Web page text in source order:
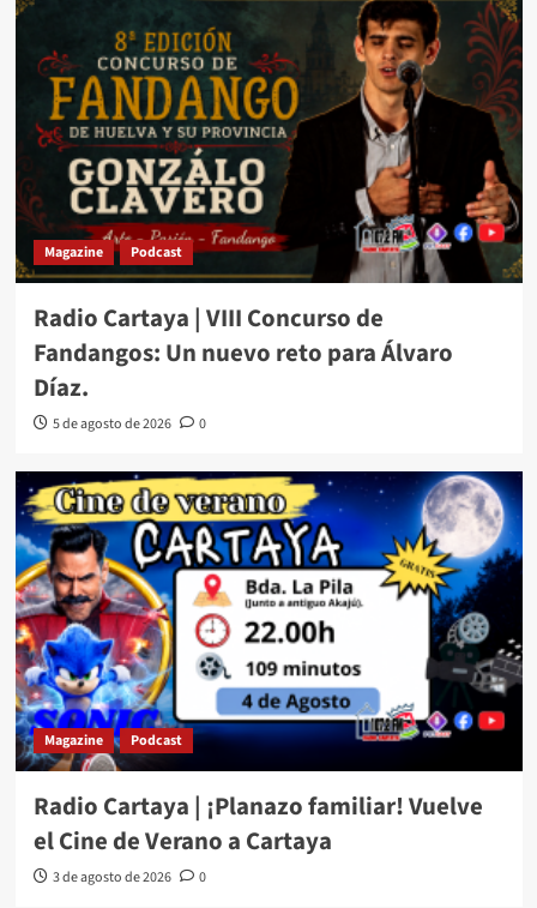
Magazine Podcast
Radio Cartaya | VIII Concurso de
Fandangos: Un nuevo reto para Álvaro
Díaz.
5 de agosto de 2026 0
Magazine Podcast
Radio Cartaya | ¡Planazo familiar! Vuelve
el Cine de Verano a Cartaya
3 de agosto de 2026 0